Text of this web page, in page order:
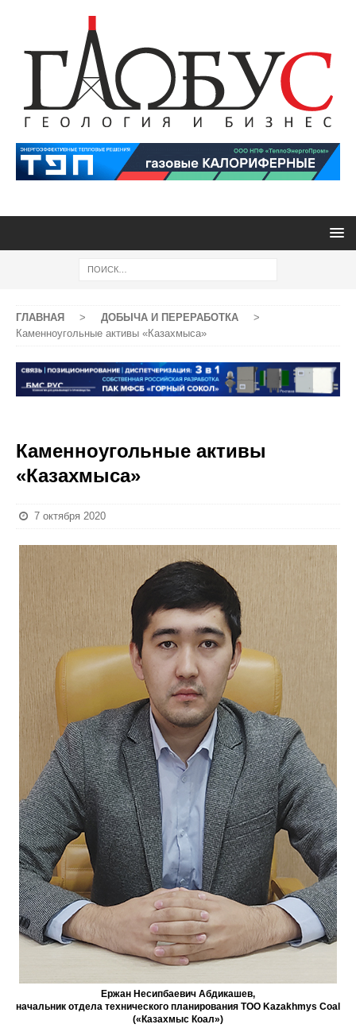
ГЛАВНАЯ > ДОБЫЧА И ПЕРЕРАБОТКА
>
Каменноугольные активы «Казахмыса»
Каменноугольные активы
«Казахмыса»
7 октября 2020
Ержан Несипбаевич Абдикашев,
начальник отдела технического планирования ТОО Kazakhmys Coal
(«Казахмыс Коал»)